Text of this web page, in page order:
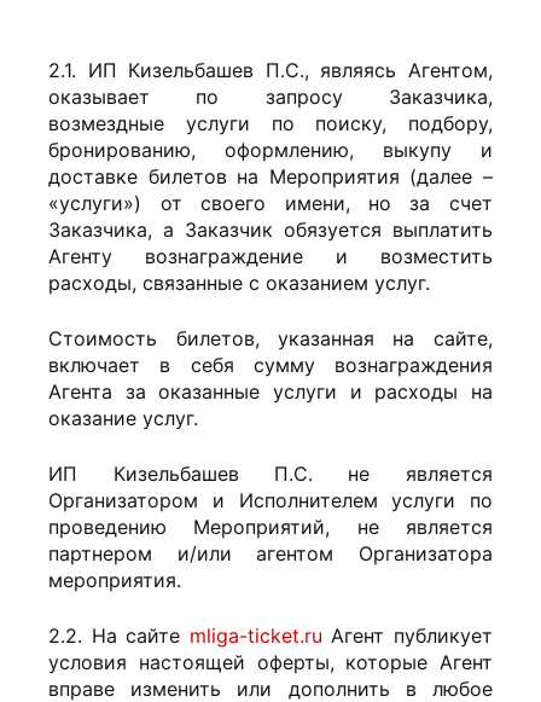
2.1. ИП Кизельбашев П.С., являясь Агентом,
оказывает по запросу Заказчика,
возмездные услуги по поиску, подбору,
бронированию, оформлению, выкупу и
доставке билетов на Мероприятия (далее –
«услуги») от своего имени, но за счет
Заказчика, а Заказчик обязуется выплатить
Агенту вознаграждение и возместить
расходы, связанные с оказанием услуг.
Стоимость билетов, указанная на сайте,
включает в себя сумму вознаграждения
Агента за оказанные услуги и расходы на
оказание услуг.
ИП Кизельбашев П.С. не является
Организатором и Исполнителем услуги по
проведению Мероприятий, не является
партнером и/или агентом Организатора
мероприятия.
2.2. На сайте mliga-ticket.ru Агент публикует
условия настоящей оферты, которые Агент
вправе изменить или дополнить в любое